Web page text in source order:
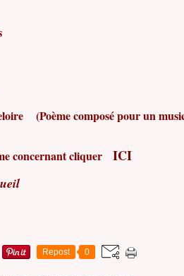
(Poème composé pour un
concernant cliquer ICI
Repost 0